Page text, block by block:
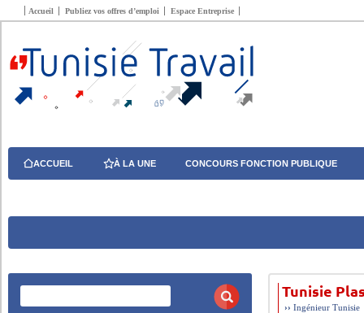
Accueil Publiez vos offres d’emploi Espace Entreprise
ACCUEIL À LA UNE CONCOURS FONCTION PUBLIQUE
Tunisie
››Ingénieur Tunisie